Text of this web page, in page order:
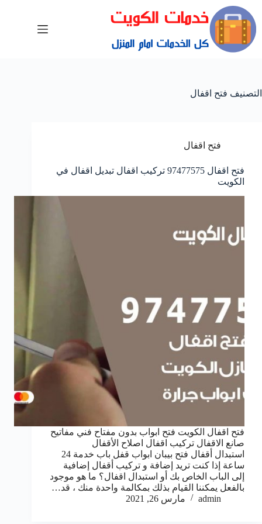
التصنيف فتح اقفال
فتح اقفال
فتح اقفال 97477575 تركيب اقفال تبديل اقفال في
الكويت
فتح اقفال الكويت فتح ابواب بدون مفتاح فني مفاتيح
صانع الاقفال تركيب اقفال اصلاح الأقفال
استبدال أقفال فتح بيبان ابواب قفل باب خدمة 24
ساعة إذا كنت تريد إضافة و تركيب أقفال إضافية
إلى الباب الخاص بك أو استبدال اقفال؟ ما هو موجود
بالفعل يمكننا القيام بذلك بمكالمة واحدة منك ، قد…
admin
مارس 26, 2021